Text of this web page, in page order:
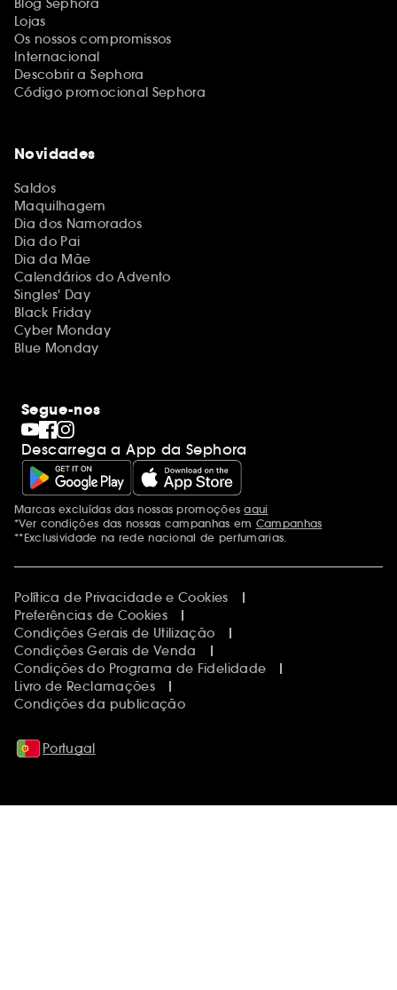
Blog Sephora
Lojas
Os nossos compromissos
Internacional
Descobrir a Sephora
Código promocional Sephora
Novidades
Saldos
Maquilhagem
Dia dos Namorados
Dia do Pai
Dia da Mãe
Calendários do Advento
Singles' Day
Black Friday
Cyber Monday
Blue Monday
Segue-nos
Descarrega a App da Sephora
Menções adicionais
Marcas excluídas das nossas promoçõesaqui
*Ver condições das nossas campanhas em Campanhas
**Exclusividade na rede nacional de perfumarias.
Política de Privacidade e Cookies
Preferências de Cookies
Condições Gerais de Utilização
Condições Gerais de Venda
Condições do Programa de Fidelidade
Livro de Reclamações
Condições da publicação
Portugal